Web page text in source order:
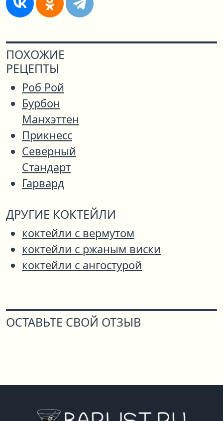
ПОХОЖИЕ
РЕЦЕПТЫ
Роб Рой
Бурбон
Манхэттен
Прикнесс
Северный
Стандарт
Гарвард
ДРУГИЕ КОКТЕЙЛИ
коктейли с вермутом
коктейли с ржаным виски
коктейли с ангостурой
ОСТАВЬТЕ СВОЙ ОТЗЫВ